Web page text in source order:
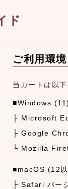
ド
ご利用環境
当カートは以
■Windows (11)
├ Microsoft
├ Google
└ Mozilla
■macOS (12
├ Safari バー